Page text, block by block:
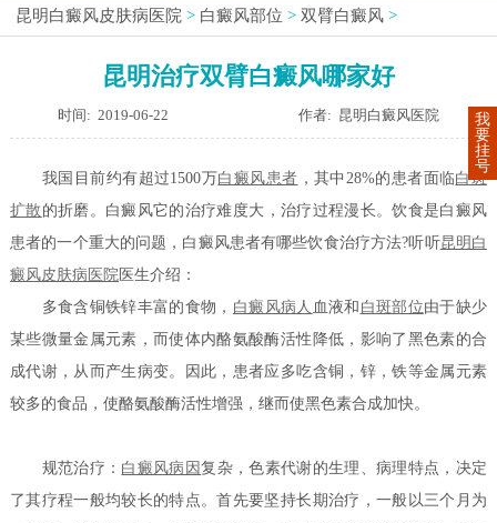
昆明白癜风皮肤病医院 > 白癜风部位 > 双臂白癜风 >
昆明治疗双臂白癜风哪家好
时间: 2019-06-22 作者: 昆明白癜风医院
我国目前约有超过1500万白癜风患者 ，其中28%的患者面临白斑
扩散 的折磨。白癜风它的治疗难度大，治疗过程漫长。饮食是白癜风
患者的一个重大的问题，白癜风患者有哪些饮食治疗方法?听听昆明白
癜风皮肤病医院 医生介绍：
多食含铜铁锌丰富的食物， 白癜风病人 血液和 白斑部位由于缺少
某些微量金属元素，而使体内酪氨酸酶活性降低，影响了黑色素的合
成代谢，从而产生病变。因此，患者应多吃含铜，锌，铁等金属元素
较多的食品，使酪氨酸酶活性增强，继而使黑色素合成加快。
规范治疗： 白癜风病因复杂，色素代谢的生理、病理特点，决定
了其疗程一般均较长的特点。首先要坚持长期治疗，一般以三个月为
我
要
挂
号